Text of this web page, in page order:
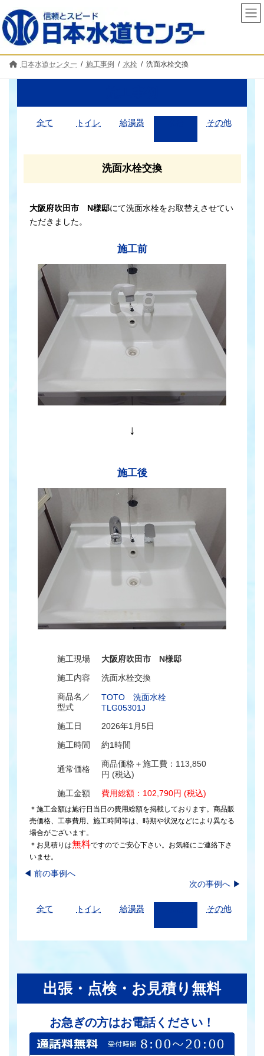
ン
テ
ン
へ
ビ
ゲ
ー
ョ
日本水道センター 施工事例 水栓 洗面水栓交換
全て トイレ 給湯器 その他
洗面水栓交換
大阪府吹田市 N様邸にて洗面水栓をお取替えさせてい
ただきました。
施工前
↓
施工後
施工現場
大阪府吹田市 N様邸
施工内容
洗面水栓交換
商品名／
型式
TOTO 洗面水栓
TLG05301J
施工日
2026年1月5日
施工時間
約1時間
通常価格
商品価格＋施工費：113,850
円 (税込)
施工金額
費用総額：102,790円 (税込)
＊施工金額は施行日当日の費用総額を掲載しております。商品販
売価格、工事費用、施工時間等は、時期や状況などにより異なる
場合がございます。
＊お見積りは無料ですのでご安心下さい。お気軽にご連絡下さ
いませ。
◀︎ 前の事例へ
次の事例へ ▶
全て トイレ 給湯器 その他
出張・点検・お見積り無料
お急ぎの方はお電話ください！